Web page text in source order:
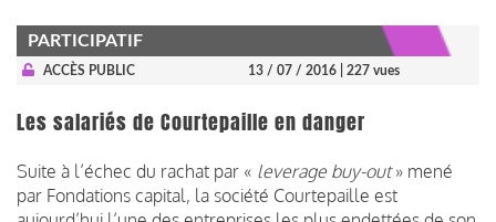
PARTICIPATIF
ACCÈS PUBLIC 13 / 07 / 2016 | 227 vues
Les salariés de Courtepaille en danger
Suite à l’échec du rachat par « leverage buy-out» mené
par Fondations capital, la société Courtepaille est